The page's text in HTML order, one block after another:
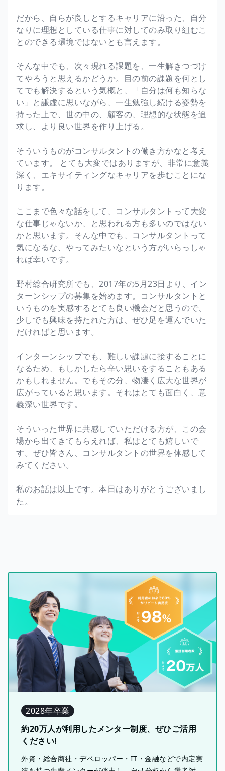
だから、自らが良しとするキャリアに沿った、自分
なりに理想としている仕事に対してのみ取り組むこ
とのできる環境ではないとも言えます。
そんな中でも、次々現れる課題を、一生解きつづけ
てやろうと思えるかどうか。目の前の課題を何とし
てでも解決するという気概と、「自分は何も知らな
い」と謙虚に思いながら、一生勉強し続ける姿勢を
持った上で、世の中の、顧客の、理想的な状態を追
求し、より良い世界を作り上げる。
そういうものがコンサルタントの働き方かなと考え
ています。 とても大変ではありますが、非常に意義
深く、エキサイティングなキャリアを歩むことにな
ります。
ここまで色々な話をして、コンサルタントって大変
な仕事じゃないか、と思われる方も多いのではない
かと思います。そんな中でも、コンサルタントって
気になるな、やってみたいなという方がいらっしゃ
れば幸いです。
野村総合研究所でも、2017年の5月23日より、イン
ターンシップの募集を始めます。コンサルタントと
いうものを実感するとても良い機会だと思うので、
少しでも興味を持たれた方は、ぜひ足を運んでいた
だければと思います。
インターンシップでも、難しい課題に接することに
なるため、もしかしたら辛い思いをすることもある
かもしれません。でもその分、物凄く広大な世界が
広がっていると思います。それはとても面白く、意
義深い世界です。
そういった世界に共感していただける方が、この会
場から出てきてもらえれば、私はとても嬉しいで
す。ぜひ皆さん、コンサルタントの世界を体感して
みてください。
私のお話は以上です。本日はありがとうございまし
た。
2028年卒業
約20万人が利用したメンター制度、ぜひご活用
ください!
外資・総合商社・デベロッパー・IT・金融などで内定実